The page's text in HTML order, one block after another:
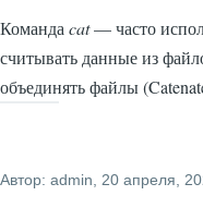
Командаcat— часто
считывать данные из
объединять файлы
Автор: admin, 20 апреля,